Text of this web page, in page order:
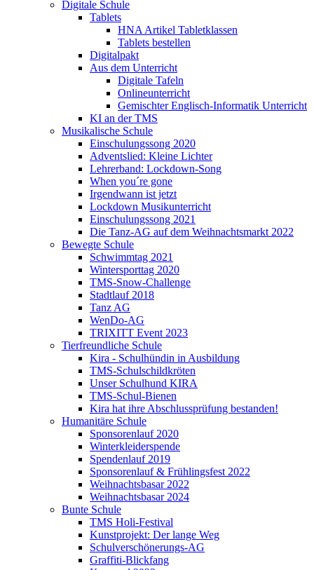
Digitale Schule
Tablets
HNA Artikel Tabletklassen
Tablets bestellen
Digitalpakt
Aus dem Unterricht
Digitale Tafeln
Onlineunterricht
Gemischter Englisch-Informatik Unterricht
KI an der TMS
Musikalische Schule
Einschulungssong 2020
Adventslied: Kleine Lichter
Lehrerband: Lockdown-Song
When you´re gone
Irgendwann ist jetzt
Lockdown Musikunterricht
Einschulungssong 2021
Die Tanz-AG auf dem Weihnachtsmarkt 2022
Bewegte Schule
Schwimmtag 2021
Wintersporttag 2020
TMS-Snow-Challenge
Stadtlauf 2018
Tanz AG
WenDo-AG
TRIXITT Event 2023
Tierfreundliche Schule
Kira - Schulhündin in Ausbildung
TMS-Schulschildkröten
Unser Schulhund KIRA
TMS-Schul-Bienen
Kira hat ihre Abschlussprüfung bestanden!
Humanitäre Schule
Sponsorenlauf 2020
Winterkleiderspende
Spendenlauf 2019
Sponsorenlauf & Frühlingsfest 2022
Weihnachtsbasar 2022
Weihnachtsbasar 2024
Bunte Schule
TMS Holi-Festival
Kunstprojekt: Der lange Weg
Schulverschönerungs-AG
Graffiti-Blickfang